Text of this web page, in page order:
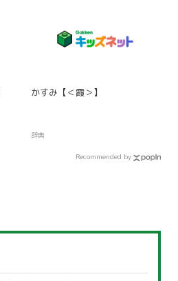
かすみ【＜霞＞】
辞典
Recommended by